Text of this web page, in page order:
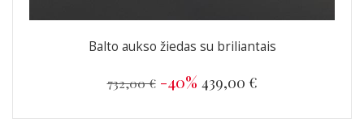
Balto aukso žiedas su briliantais
732,00 € -40% 439,00 €